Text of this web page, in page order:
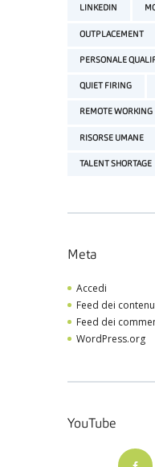
LINKEDIN
OUTPLACEMENT
PERSONALE
QUIET FIRING
REMOTE WORKING
RISORSE UMANE
TALENT SHORTAGE
Meta
Accedi
Feed dei
Feed dei
WordPress.org
YouTube